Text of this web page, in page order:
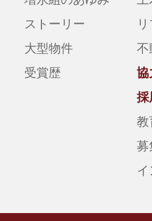
ストーリー
大型物件
受賞歴
不
協
採
教
募